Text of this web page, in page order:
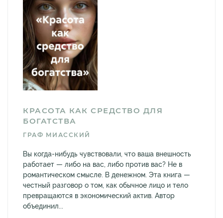
КРАСОТА КАК СРЕДСТВО ДЛЯ
БОГАТСТВА
ГРАФ МИАССКИЙ
Вы когда-нибудь чувствовали, что ваша внешность
работает — либо на вас, либо против вас? Не в
романтическом смысле. В денежном. Эта книга —
честный разговор о том, как обычное лицо и тело
превращаются в экономический актив. Автор
объединил...